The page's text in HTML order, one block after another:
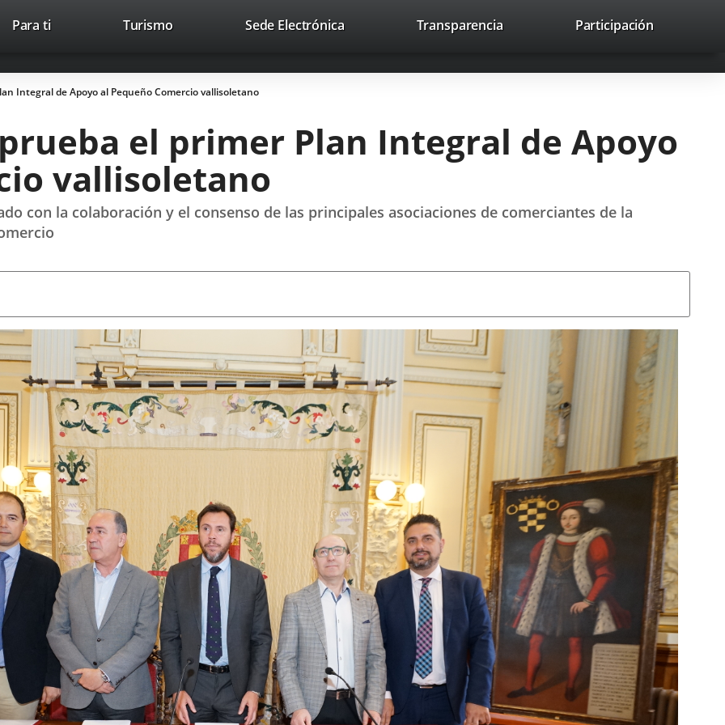
Trabaja con nosotros Contacto avaHeaderSocial
Link
external
Link
external
Link
external
Search
Para ti TurismoThis
open
in
up
window.
Sede ElectrónicaLink
application.
Transparencia Participación
Integral de Apoyo al Pequeño Comercio vallisoletano
el primer Plan Integral de Apoyo
vallisoletano
con la colaboración y el consenso de las principales asociaciones de comerciantes de la